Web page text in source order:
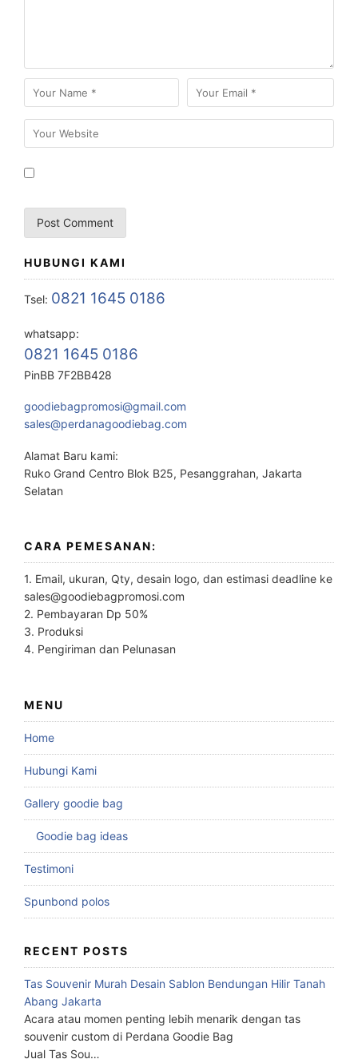
HUBUNGI KAMI
Tsel: 0821 1645 0186
whatsapp:
0821 1645 0186
PinBB 7F2BB428
goodiebagpromosi@gmail.com
sales@perdanagoodiebag.com
Alamat Baru kami:
Ruko Grand Centro Blok B25, Pesanggrahan, Jakarta
Selatan
CARA PEMESANAN:
1. Email, ukuran, Qty, desain logo, dan estimasi deadline ke
sales@goodiebagpromosi.com
2. Pembayaran Dp 50%
3. Produksi
4. Pengiriman dan Pelunasan
MENU
Home
Hubungi Kami
Gallery goodie bag
Goodie bag ideas
Testimoni
Spunbond polos
RECENT POSTS
Tas Souvenir Murah Desain Sablon Bendungan Hilir Tanah
Abang Jakarta
Acara atau momen penting lebih menarik dengan tas
souvenir custom di Perdana Goodie Bag
Jual Tas Sou…